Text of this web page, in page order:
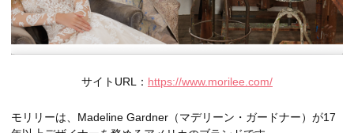
サイトURL： https://www.morilee.com/
モリリーは、Madeline Gardner（マデリーン・ガードナー）が17